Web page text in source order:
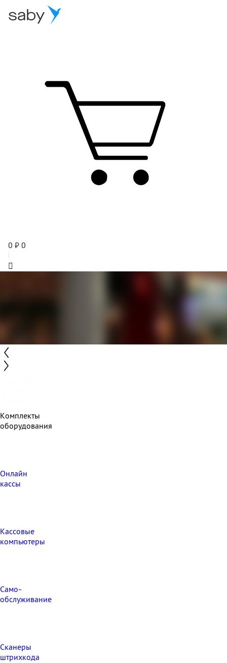
0 ₽ 0
Комплекты
оборудования
Онлайн
кассы
Кассовые
компьютеры
Само-
обслуживание
Сканеры
штрихкода